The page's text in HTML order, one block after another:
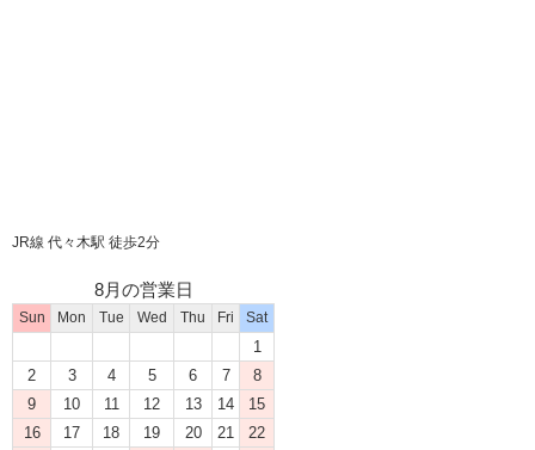
JR線 代々木駅 徒歩2分
8月の営業日
Sun Mon Tue Wed Thu Fri Sat
1
2
3 4 5 6 7
8
9
10 11 12 13 14
15
16
17 18 19 20 21
22